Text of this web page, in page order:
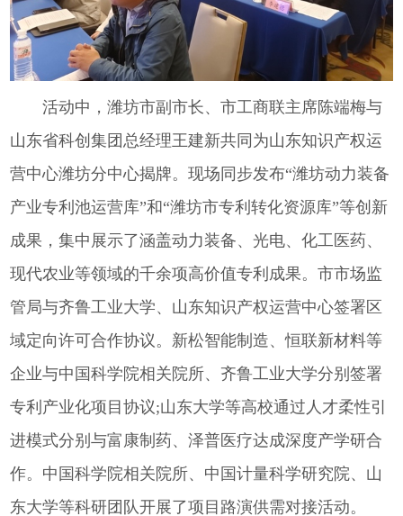
活动中，潍坊市副市长、市工商联主席陈端梅与
山东省科创集团总经理王建新共同为山东知识产权运
营中心潍坊分中心揭牌。现场同步发布“潍坊动力装备
产业专利池运营库”和“潍坊市专利转化资源库”等创新
成果，集中展示了涵盖动力装备、光电、化工医药、
现代农业等领域的千余项高价值专利成果。市市场监
管局与齐鲁工业大学、山东知识产权运营中心签署区
域定向许可合作协议。新松智能制造、恒联新材料等
企业与中国科学院相关院所、齐鲁工业大学分别签署
专利产业化项目协议;山东大学等高校通过人才柔性引
进模式分别与富康制药、泽普医疗达成深度产学研合
作。中国科学院相关院所、中国计量科学研究院、山
东大学等科研团队开展了项目路演供需对接活动。